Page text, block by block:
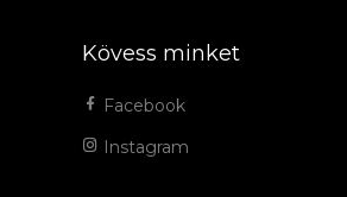
Kövess minket
Facebook
Instagram